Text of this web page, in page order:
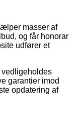
masser af
og får honorar
udfører et
vedligeholdes
garantier imod
opdatering af